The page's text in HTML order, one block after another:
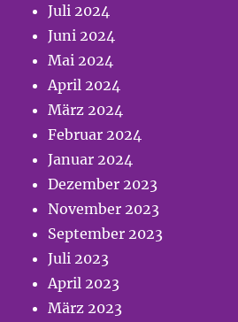
Juli 2024
Juni 2024
Mai 2024
April 2024
März 2024
Februar 2024
Januar 2024
Dezember 2023
November 2023
September 2023
Juli 2023
April 2023
März 2023